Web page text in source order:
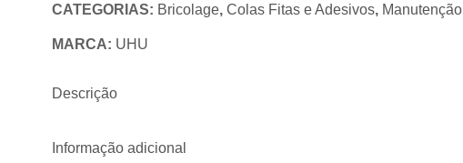
Mini
Blister
CATEGORIAS: Bricolage, Colas Fitas e Adesivos, Manutenção
MARCA: UHU
Descrição
Informação adicional